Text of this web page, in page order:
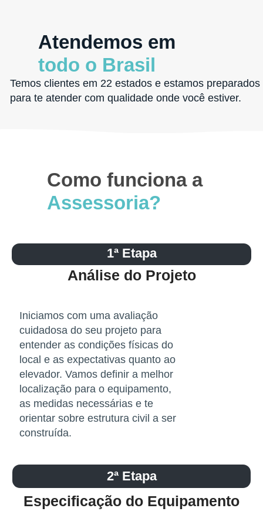
Atendemos em
todo o Brasil
Temos clientes em 22 estados e estamos preparados
para te atender com qualidade onde você estiver.
Como funciona a
Assessoria?
1ª Etapa
Análise do Projeto
Iniciamos com uma avaliação
cuidadosa do seu projeto para
entender as condições físicas do
local e as expectativas quanto ao
elevador. Vamos definir a melhor
localização para o equipamento,
as medidas necessárias e te
orientar sobre estrutura civil a ser
construída.
2ª Etapa
Especificação do Equipamento